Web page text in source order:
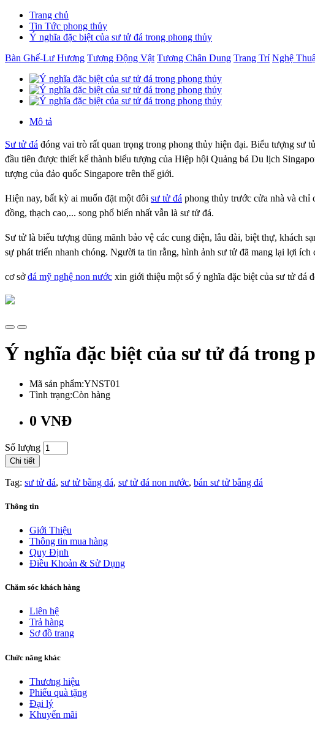
Trang chủ
Tin Tức phong thủy
Ý nghĩa đặc biệt của sư tử đá trong phong thủy
Bàn Ghế-Lư Hương Tượng Động Vật Tượng Chân Dung Trang Trí Nghệ
Mô tả
Sư tử đá đóng vai trò rất quan trọng trong phong thủy hiện đại. Biểu tượng sư
đầu tiên được thiết kế thành biểu tượng của Hiệp hội Quảng bá Du lịch
tượng của đảo quốc Singapore trên thế giới.
Hiện nay, bất kỳ ai muốn đặt một đôi sư tử đá phong thủy trước cửa nhà và chỉ
đồng, thạch cao,... song phổ biến nhất vẫn là sư tử đá.
Sư tử là biểu tượng dũng mãnh bảo vệ các cung điện, lâu đài, biệt thự, khách
sự phát triển nhanh chóng. Người ta tin rằng, hình ảnh sư tử đã mang lại lợi ích
cơ sởđá mỹ nghệ non nước xin giới thiệu một số ý nghĩa đặc biệt của sư tử đá
Ý nghĩa đặc biệt của sư tử đá trong
Mã sản phẩm:YNST01
Tình trạng:Còn hàng
0 VNĐ
Số lượng
Chi tiết
Tag: sư tử đá, sư tử bằng đá, sư tử đá non nước, bán sư tử bằng đá
Thông tin
Giới Thiệu
Thông tin mua hàng
Quy Định
Điều Khoản & Sử Dụng
Chăm sóc khách hàng
Liên hệ
Trả hàng
Sơ đồ trang
Chức năng khác
Thương hiệu
Phiếu quà tặng
Đại lý
Khuyến mãi